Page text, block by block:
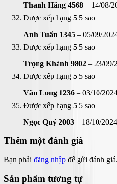
Thanh Hằng 4568 – 14/08/
Được xếp hạng 5 5 sao
Anh Tuấn 1345 – 05/09/
Được xếp hạng 5 5 sao
Trọng Khánh 9802 – 23/09/
Được xếp hạng 5 5 sao
Văn Long 1236 – 03/10/2024
Được xếp hạng 5 5 sao
Ngọc Quý 2003 – 18/10/2024
Thêm một đánh giá
Bạn phải đăng nhập để gửi đánh giá.
Sản phẩm tương tự